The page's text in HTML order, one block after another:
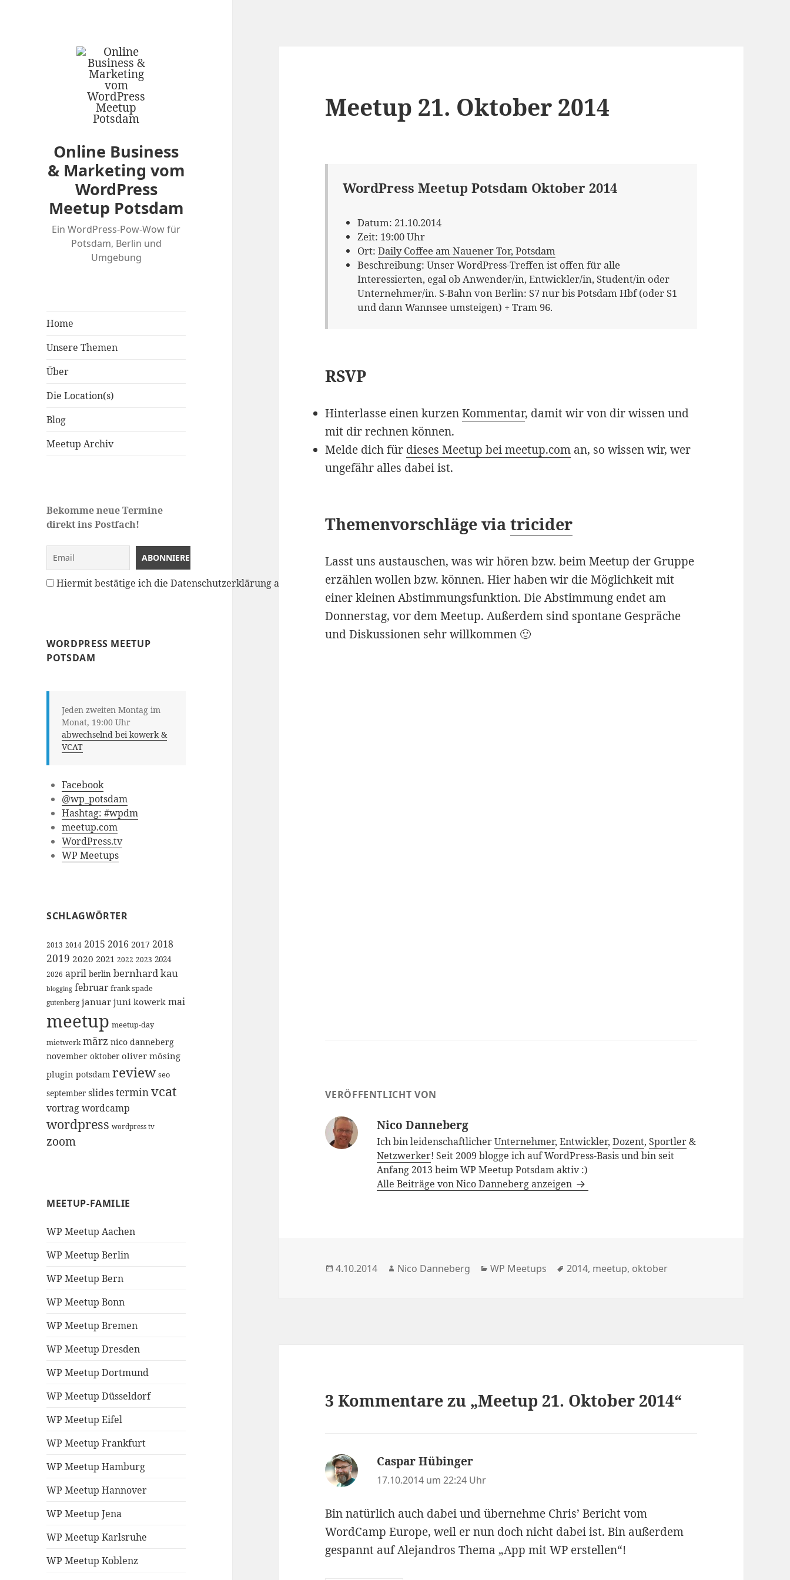
Online Business
& Marketing vom
WordPress
Meetup Potsdam
Ein WordPress-Pow-Wow für
Potsdam, Berlin und
Umgebung
Home
Unsere Themen
Über
Die Location(s)
Blog
Meetup Archiv
Bekomme neue Termine
direkt ins Postfach!
Hiermit bestätige ich die Datenschutzerklärung anzunehmen
WORDPRESS MEETUP
POTSDAM
Jeden zweiten Montag im
Monat, 19:00 Uhr
abwechselnd bei kowerk &
VCAT
Facebook
@wp_potsdam
Hashtag: #wpdm
meetup.com
WordPress.tv
WP Meetups
SCHLAGWÖRTER
2013 2014 2015 2016 2017 2018
2019 2020 2021 2022 2023 2024
2026 april berlin bernhard kau
blogging februar frank spade
gutenberg januar juni kowerk mai
meetup meetup-day
mietwerk märz nico danneberg
november oktober oliver mösing
plugin potsdam review seo
september slidesterminvcat
vortragwordcamp
wordpress wordpress tv
zoom
MEETUP-FAMILIE
WP Meetup Aachen
WP Meetup Berlin
WP Meetup Bern
WP Meetup Bonn
WP Meetup Bremen
WP Meetup Dresden
WP Meetup Dortmund
WP Meetup Düsseldorf
WP Meetup Eifel
WP Meetup Frankfurt
WP Meetup Hamburg
WP Meetup Hannover
WP Meetup Jena
WP Meetup Karlsruhe
WP Meetup Koblenz
Meetup 21. Oktober 2014
WordPress Meetup Potsdam Oktober 2014
Datum: 21.10.2014
Zeit: 19:00 Uhr
Ort:Daily Coffee am Nauener Tor, Potsdam
Beschreibung:Unser WordPress-Treffen ist offen für alle
Interessierten, egal ob Anwender/in, Entwickler/in, Student/in oder
Unternehmer/in. S-Bahn von Berlin: S7 nur bis Potsdam Hbf (oder S1
und dann Wannsee umsteigen) + Tram 96.
RSVP
Hinterlasse einen kurzenKommentar, damit wir von dir wissen und
mit dir rechnen können.
Melde dich für dieses Meetup bei meetup.com an, so wissen wir, wer
ungefähr alles dabei ist.
Themenvorschläge viatricider
Lasst uns austauschen, was wir hören bzw. beim Meetup der Gruppe
erzählen wollen bzw. können. Hier haben wir die Möglichkeit mit
einer kleinen Abstimmungsfunktion. Die Abstimmung endet am
Donnerstag, vor dem Meetup. Außerdem sind spontane Gespräche
und Diskussionen sehr willkommen 🙂
VERÖFFENTLICHT VON
Nico Danneberg
Ich bin leidenschaftlicherUnternehmer,Entwickler,Dozent,Sportler&
Netzwerker! Seit 2009 blogge ich auf WordPress-Basis und bin seit
Anfang 2013 beim WP Meetup Potsdam aktiv :)
Alle Beiträge von Nico Danneberg anzeigen
Veröffentlicht
4.10.2014 Autor
Nico Danneberg Kategorien
WP Meetups Schlagwörter
2014, meetup, oktober
3 Kommentare zu „Meetup 21. Oktober 2014“
Caspar Hübinger
17.10.2014 um 22:24 Uhr
Bin natürlich auch dabei und übernehme Chris’ Bericht vom
WordCamp Europe, weil er nun doch nicht dabei ist. Bin außerdem
gespannt auf Alejandros Thema „App mit WP erstellen“!